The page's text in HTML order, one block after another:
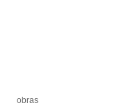
obras
obras